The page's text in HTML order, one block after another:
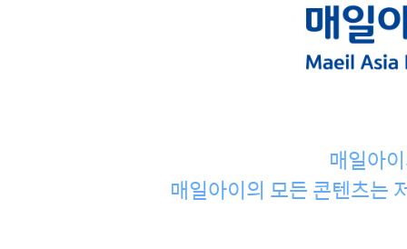
매일아
매일아이의 모든 콘텐츠는